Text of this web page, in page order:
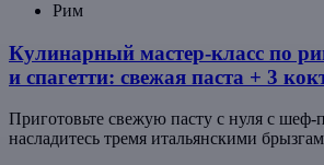
Рим
Кулинарный мастер-класс по
и спагетти: свежая паста + 3
Приготовьте свежую пасту с нуля с шеф-
насладитесь тремя итальянскими